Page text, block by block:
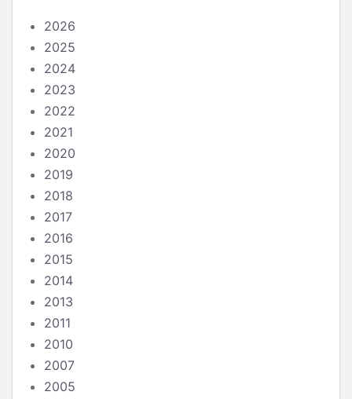
2026
2025
2024
2023
2022
2021
2020
2019
2018
2017
2016
2015
2014
2013
2011
2010
2007
2005